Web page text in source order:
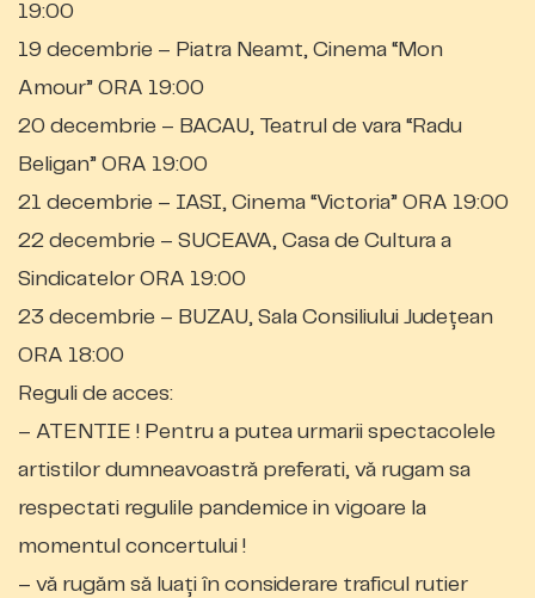
19:00
19 decembrie – Piatra Neamt, Cinema “Mon
Amour” ORA 19:00
20 decembrie – BACAU, Teatrul de vara “Radu
Beligan” ORA 19:00
21 decembrie – IASI, Cinema “Victoria” ORA 19:00
22 decembrie – SUCEAVA, Casa de Cultura a
Sindicatelor ORA 19:00
23 decembrie – BUZAU, Sala Consiliului Județean
ORA 18:00
Reguli de acces:
– ATENTIE ! Pentru a putea urmarii spectacolele
artistilor dumneavoastră preferati, vă rugam sa
respectati regulile pandemice in vigoare la
momentul concertului !
– vă rugăm să luați în considerare traficul rutier